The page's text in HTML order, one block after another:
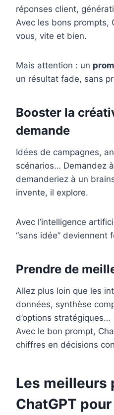
réponses client,
Avec les bons prompts,
vous, vite et bien.
Mais attention : un
un résultat fade, sans
Booster la
demande
Idées de campagnes,
scénarios… Demandez
demanderiez à un
invente, il explore.
Avec l’intelligence
“sans idée” deviennent
Prendre de
Allez plus loin que les
données, synthèse
d’options stratégiques…
Avec le bon prompt,
chiffres en décisions
Les meilleurs
ChatGPT